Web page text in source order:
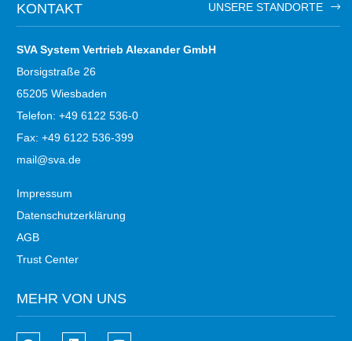
KONTAKT UNSERE STANDORTE
SVA System Vertrieb Alexander GmbH
Borsigstraße 26
65205 Wiesbaden
Telefon: +49 6122 536-0
Fax: +49 6122 536-399
mail@sva.de
Impressum
Datenschutzerklärung
AGB
Trust Center
MEHR VON UNS